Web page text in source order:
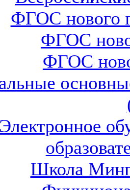
ФГОС нового
ФГОС
ФГОС
Электронное
Школа